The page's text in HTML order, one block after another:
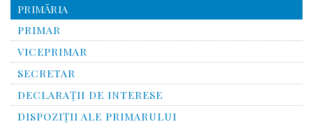
PRIMĂRIA
PRIMAR
VICEPRIMAR
SECRETAR
DECLARAȚII DE INTERESE
DISPOZIȚII ALE PRIMARULUI